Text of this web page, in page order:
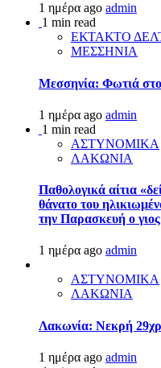
1 ημέρα ago admin
1 min read
ΕΚΤΑΚΤΟ
ΜΕΣΣΗΝΙΑ
Μεσσηνία: Φωτιά
1 ημέρα ago admin
1 min read
ΑΣΤΥΝΟΜΙΚΑ
ΛΑΚΩΝΙΑ
Παθολογικά αίτια
θάνατο του
την Παρασκευή ο
1 ημέρα ago admin
ΑΣΤΥΝΟΜΙΚΑ
ΛΑΚΩΝΙΑ
Λακωνία: Νεκρή
1 ημέρα ago admin